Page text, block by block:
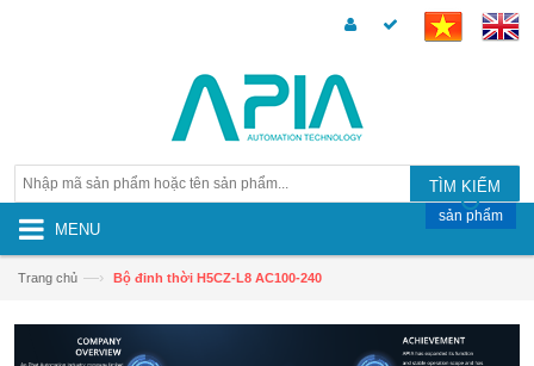
TÌM KIẾM
MENU
sản phẩm
Trang chủ —› Bộ đinh thời H5CZ-L8 AC100-240